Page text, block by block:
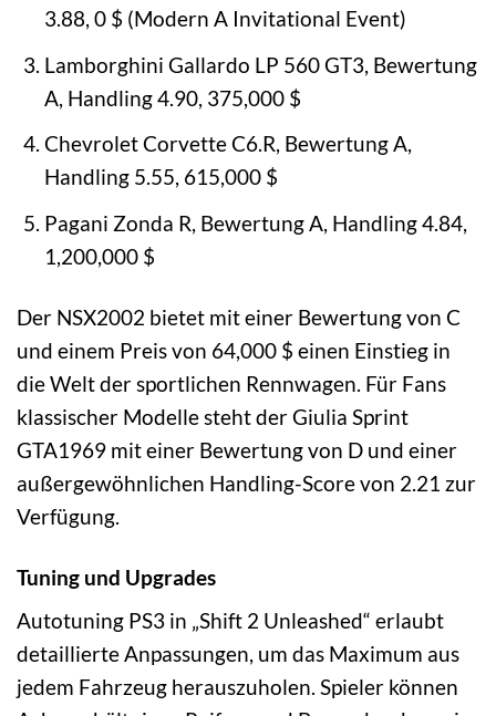
3.88, 0 $ (Modern A Invitational Event)
Lamborghini Gallardo LP 560 GT3, Bewertung
A, Handling 4.90, 375,000 $
Chevrolet Corvette C6.R, Bewertung A,
Handling 5.55, 615,000 $
Pagani Zonda R, Bewertung A, Handling 4.84,
1,200,000 $
Der NSX2002 bietet mit einer Bewertung von C
und einem Preis von 64,000 $ einen Einstieg in
die Welt der sportlichen Rennwagen. Für Fans
klassischer Modelle steht der Giulia Sprint
GTA1969 mit einer Bewertung von D und einer
außergewöhnlichen Handling-Score von 2.21 zur
Verfügung.
Tuning und Upgrades
Autotuning PS3 in „Shift 2 Unleashed“ erlaubt
detaillierte Anpassungen, um das Maximum aus
jedem Fahrzeug herauszuholen. Spieler können